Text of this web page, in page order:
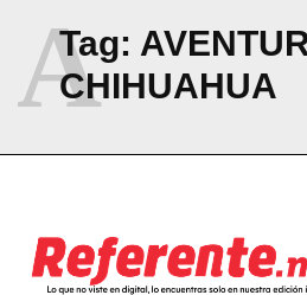
PRIVACY POLICY
NEWSLETTER
Tag:
CHIHUAHUA
A